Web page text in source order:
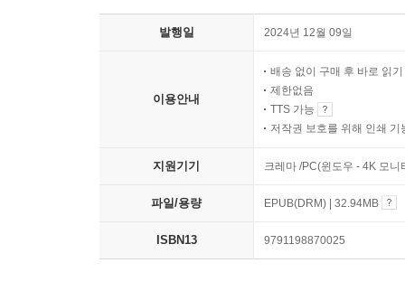
발행일 2024년 12월 09일
이용안내
배송 없이 구매 후 바로 읽기
제한없음
TTS 가능
저작권 보호를 위해 인쇄 기
지원기기 크레마 /PC(윈도우 - 4K 모
파일/용량 EPUB(DRM) | 32.94MB
ISBN13 9791198870025